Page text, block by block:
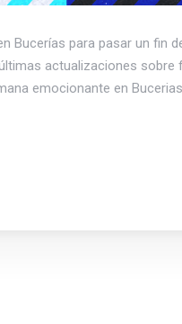
para pasar un fin
actualizaciones
emocionante en